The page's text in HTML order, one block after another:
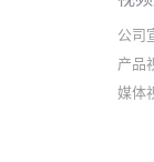
公司
产品
媒体